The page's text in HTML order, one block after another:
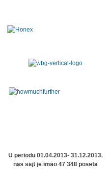
U periodu 01.04.2013- 31.12.2013.
nas sajt je imao 47 348 poseta